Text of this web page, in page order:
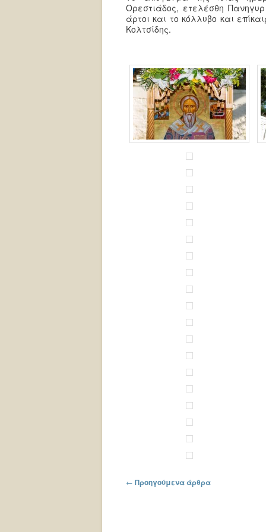
Ορεστιάδος, ετελέσθη
άρτοι και το κόλλυβο και
Κολτσίδης.
Πλοήγηση στα άρθρα
← Προηγούμενα άρθρα